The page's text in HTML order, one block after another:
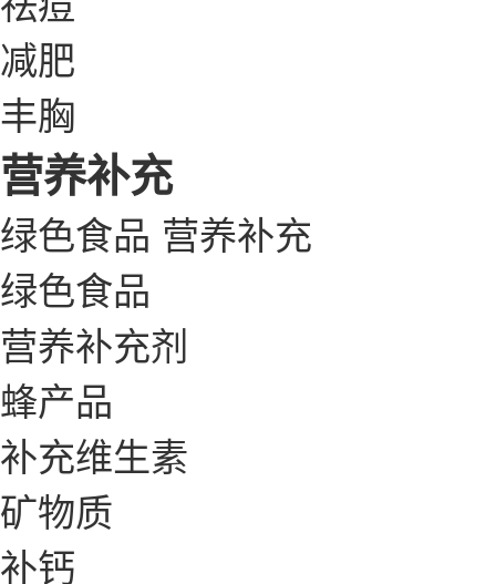
减肥
丰胸
营养补充
绿色食品 营养补充
绿色食品
营养补充剂
蜂产品
补充维生素
矿物质
补钙